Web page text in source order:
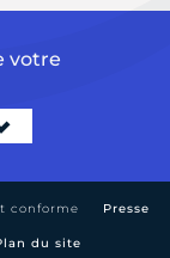
votre
conforme Presse
du site